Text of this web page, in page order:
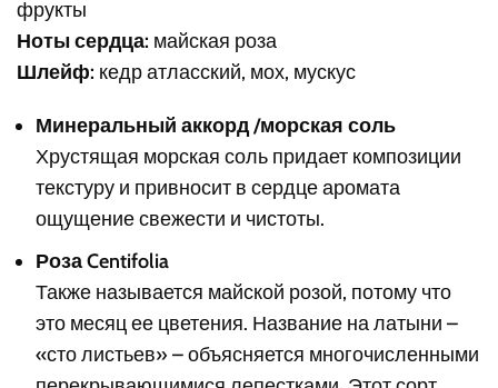
фрукты
Ноты сердца: майская роза
Шлейф: кедр атласский, мох, мускус
Минеральный аккорд /морская соль
Хрустящая морская соль придает композиции
текстуру и привносит в сердце аромата
ощущение свежести и чистоты.
Роза Centifolia
Также называется майской розой, потому что
это месяц ее цветения. Название на латыни –
«сто листьев» – объясняется многочисленными